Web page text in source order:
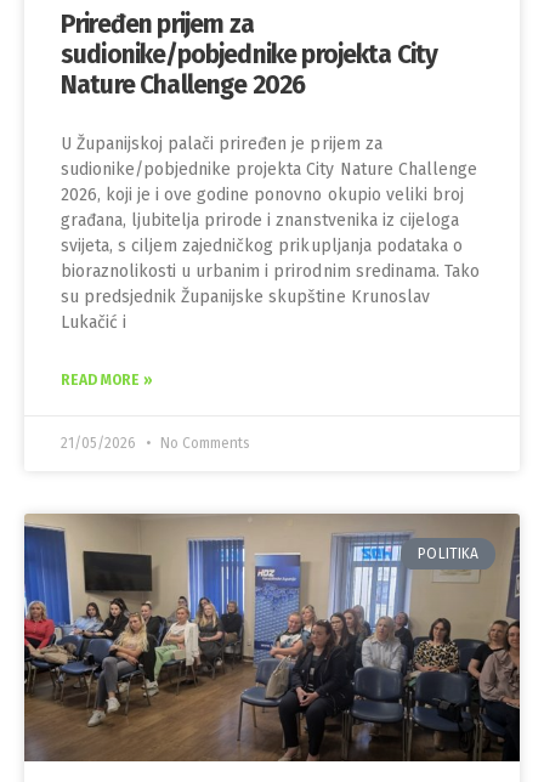
Priređen prijem za
sudionike/pobjednike projekta City
Nature Challenge 2026
U Županijskoj palači priređen je prijem za
sudionike/pobjednike projekta City Nature Challenge
2026, koji je i ove godine ponovno okupio veliki broj
građana, ljubitelja prirode i znanstvenika iz cijeloga
svijeta, s ciljem zajedničkog prikupljanja podataka o
bioraznolikosti u urbanim i prirodnim sredinama. Tako
su predsjednik Županijske skupštine Krunoslav
Lukačić i
READ MORE »
21/05/2026 No Comments
POLITIKA